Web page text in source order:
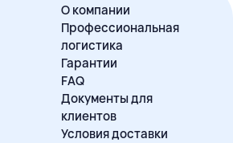
О компании
Профессиональная
логистика
Гарантии
FAQ
Документы для
клиентов
Условия доставки